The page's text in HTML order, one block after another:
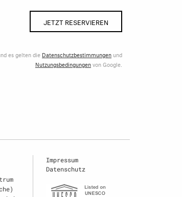
JETZT RESERVIEREN
es gelten die Datenschutzbestimmungen und
Nutzungsbedingungenvon Google.
Impressum
Datenschutz